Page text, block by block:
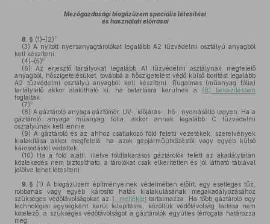
Mezőgazdasági biogázüzem speciális létesítési
és használati előírásai
8. § (1)–(2)7
(3) A nyitott nyersanyagtárolókat legalább A2 tűzvédelmi osztályú anyagból
kell készíteni.
(4)–(5)8
(6) Az erjesztő tartályokat legalább A1 tűzvédelmi osztálynak megfelelő
anyagból, hőszigetelésüket, továbbá a hőszigetelést védő külső borítást legalább
A2 tűzvédelmi osztályú anyagból kell készíteni. Rugalmas (műanyag fólia)
tartálytető akkor alakítható ki, ha betartásra kerülnek a (8) bekezdésben
foglaltak.
(7)9
(8) A gáztároló anyaga gáztömör, UV-, időjárás-, hő-, nyomásálló legyen. Ha a
gáztároló anyaga műanyag fólia, akkor annak legalább C tűzvédelmi
osztályúnak kell lennie.
(9) A gáztároló és az ahhoz csatlakozó föld feletti vezetékek, szerelvények
kialakítása akkor megfelelő, ha azok gépjárműütközéstől vagy egyéb külső
károsodástól védettek.
(10) Ha a föld alatti, illetve földtakarásos gáztárolók felett az akadálytalan
közlekedés nem biztosítható, a tárolókat csak elkerítetten és jól látható táblával
jelölve lehet létesíteni.
9. § (1) A biogázüzem építményeinek védelmében előírt, egy esetleges tűz,
robbanás vagy egyéb károsító hatás kialakulásának megakadályozásához
szükséges védőtávolságokat az 1. melléklettartalmazza. Ha több gáztároló egy
technológiai egységként kerül telepítésre, közöttük védőtávolság tartása nem
kötelező, a szükséges védőtávolságot a gáztárolók együttes térfogata határozza
meg.